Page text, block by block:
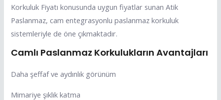
Korkuluk Fiyatı konusunda uygun fiyatlar sunan Atik
Paslanmaz, cam entegrasyonlu paslanmaz korkuluk
sistemleriyle de öne çıkmaktadır.
Camlı Paslanmaz Korkulukların Avantajları
Daha şeffaf ve aydınlık görünüm
Mimariye şıklık katma